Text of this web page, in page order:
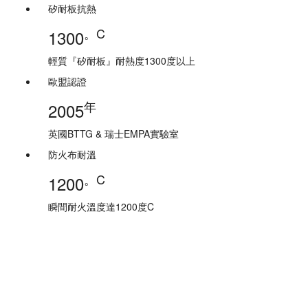
矽耐板抗熱
1300。C
輕質『矽耐板』耐熱度1300度以上
歐盟認證
2005年
英國BTTG & 瑞士EMPA實驗室
防火布耐溫
1200。C
瞬間耐火溫度達1200度C